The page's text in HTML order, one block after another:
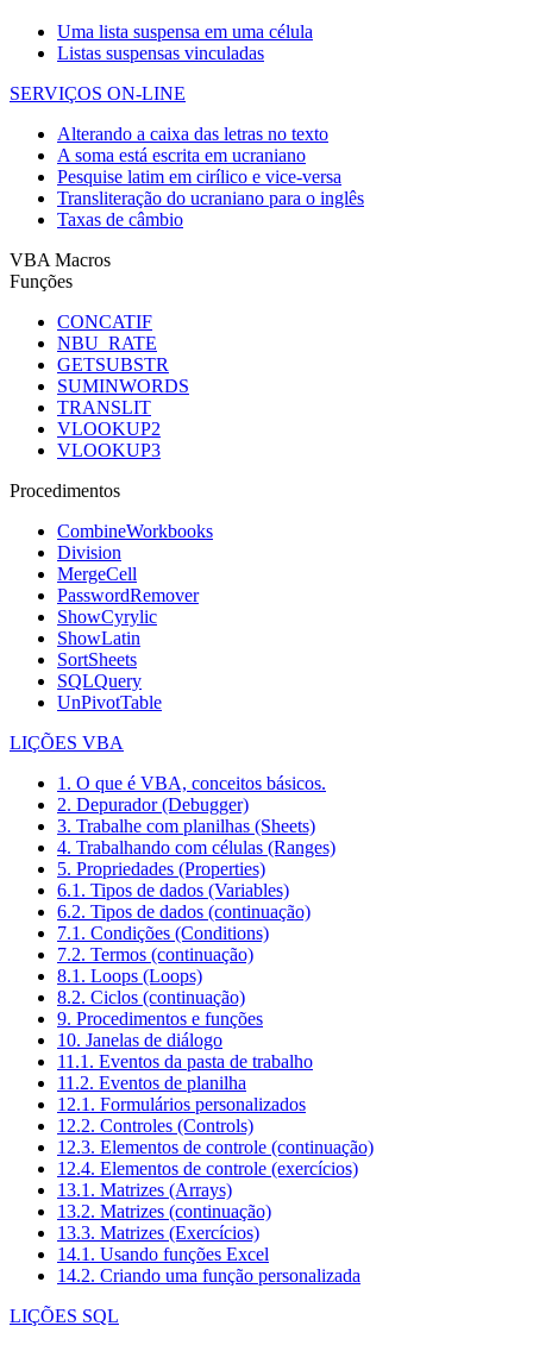
Uma lista suspensa em uma célula
Listas suspensas vinculadas
SERVIÇOS ON-LINE
Alterando a caixa das letras no texto
A soma está escrita em ucraniano
Pesquise latim em cirílico e vice-versa
Transliteração do ucraniano para o inglês
Taxas de câmbio
VBA Macros
Funções
CONCATIF
NBU_RATE
GETSUBSTR
SUMINWORDS
TRANSLIT
VLOOKUP2
VLOOKUP3
Procedimentos
CombineWorkbooks
Division
MergeCell
PasswordRemover
ShowCyrylic
ShowLatin
SortSheets
SQLQuery
UnPivotTable
LIÇÕES VBA
1. O que é VBA, conceitos básicos.
2. Depurador (Debugger)
3. Trabalhe com planilhas (Sheets)
4. Trabalhando com células (Ranges)
5. Propriedades (Properties)
6.1. Tipos de dados (Variables)
6.2. Tipos de dados (continuação)
7.1. Condições (Conditions)
7.2. Termos (continuação)
8.1. Loops (Loops)
8.2. Ciclos (continuação)
9. Procedimentos e funções
10. Janelas de diálogo
11.1. Eventos da pasta de trabalho
11.2. Eventos de planilha
12.1. Formulários personalizados
12.2. Controles (Controls)
12.3. Elementos de controle (continuação)
12.4. Elementos de controle (exercícios)
13.1. Matrizes (Arrays)
13.2. Matrizes (continuação)
13.3. Matrizes (Exercícios)
14.1. Usando funções Excel
14.2. Criando uma função personalizada
LIÇÕES SQL